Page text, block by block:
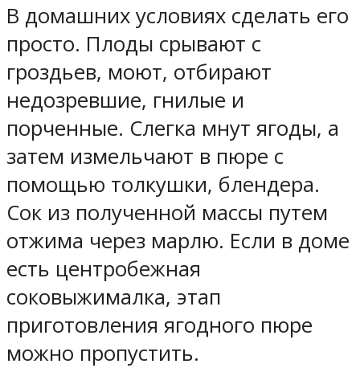
В домашних условиях сделать его
просто. Плоды срывают с
гроздьев, моют, отбирают
недозревшие, гнилые и
порченные. Слегка мнут ягоды, а
затем измельчают в пюре с
помощью толкушки, блендера.
Сок из полученной массы путем
отжима через марлю. Если в доме
есть центробежная
соковыжималка, этап
приготовления ягодного пюре
можно пропустить.